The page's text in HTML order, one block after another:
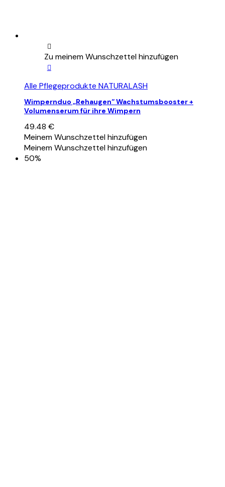
Zu meinem Wunschzettel hinzufügen
Alle Pflegeprodukte NATURALASH
Wimpernduo „Rehaugen“ Wachstumsbooster +
Volumenserum für ihre Wimpern
49.48 €
Meinem Wunschzettel hinzufügen
Meinem Wunschzettel hinzufügen
50%